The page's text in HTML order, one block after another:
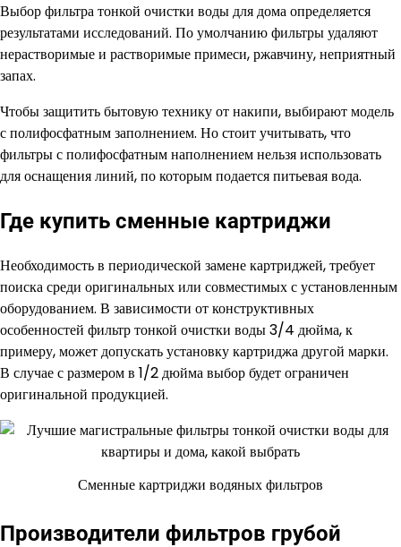
Выбор фильтра тонкой очистки воды для дома определяется
результатами исследований. По умолчанию фильтры удаляют
нерастворимые и растворимые примеси, ржавчину, неприятный
запах.
Чтобы защитить бытовую технику от накипи, выбирают модель
с полифосфатным заполнением. Но стоит учитывать, что
фильтры с полифосфатным наполнением нельзя использовать
для оснащения линий, по которым подается питьевая вода.
Где купить сменные картриджи
Необходимость в периодической замене картриджей, требует
поиска среди оригинальных или совместимых с установленным
оборудованием. В зависимости от конструктивных
особенностей фильтр тонкой очистки воды 3/4 дюйма, к
примеру, может допускать установку картриджа другой марки.
В случае с размером в 1/2 дюйма выбор будет ограничен
оригинальной продукцией.
Сменные картриджи водяных фильтров
Производители фильтров грубой